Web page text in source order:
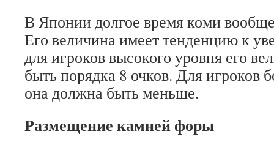
В Японии долгое время коми
Его величина имеет тенденцию к
для игроков высокого уровня его
быть порядка 8 очков. Для игроков
она должна быть меньше.
Размещение камней форы